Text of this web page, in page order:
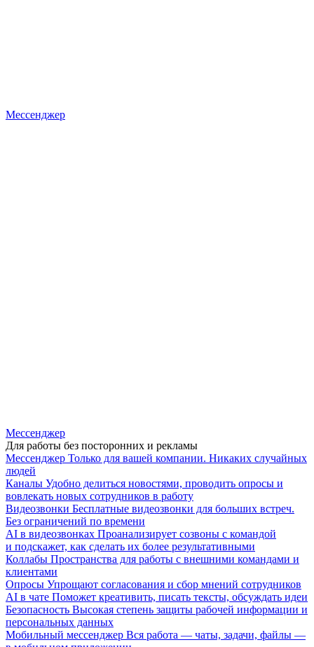
Мессенджер
Мессенджер
Для работы без посторонних и рекламы
Мессенджер Только для вашей компании. Никаких случайных
людей
Каналы Удобно делиться новостями, проводить опросы и
вовлекать новых сотрудников в работу
Видеозвонки Бесплатные видеозвонки для больших встреч.
Без ограничений по времени
AI в видеозвонках Проанализирует созвоны с командой
и подскажет, как сделать их более результативными
Коллабы Пространства для работы с внешними командами и
клиентами
Опросы Упрощают согласования и сбор мнений сотрудников
AI в чате Поможет креативить, писать тексты, обсуждать идеи
Безопасность Высокая степень защиты рабочей информации и
персональных данных
Мобильный мессенджер Вся работа — чаты, задачи, файлы —